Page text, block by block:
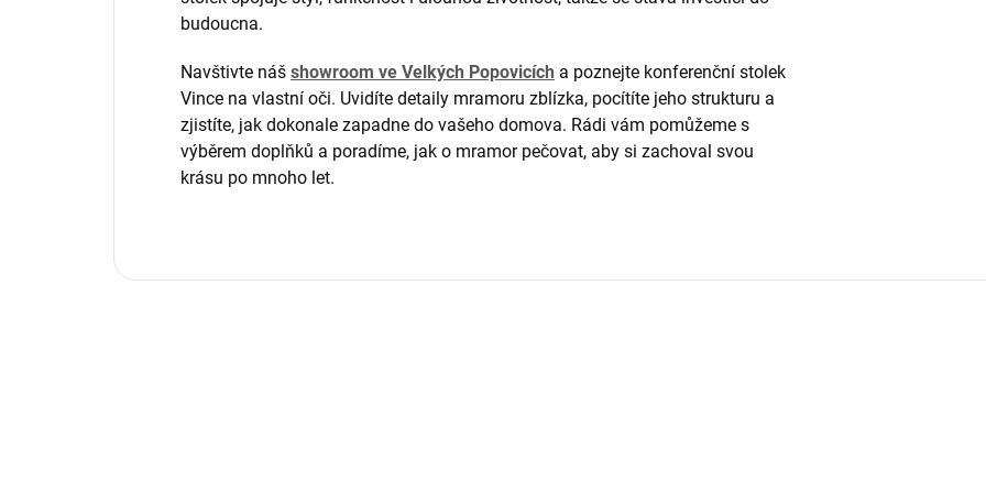
budoucna.
Navštivte náš showroom ve Velkých Popovicích a poznejte konferenční stolek
Vince na vlastní oči. Uvidíte detaily mramoru zblízka, pocítíte jeho strukturu a
zjistíte, jak dokonale zapadne do vašeho domova. Rádi vám pomůžeme s
výběrem doplňků a poradíme, jak o mramor pečovat, aby si zachoval svou
krásu po mnoho let.